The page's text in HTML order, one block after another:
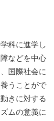
科に進学し
などを中心
国際社会に
うことがで
きに対する
ムの意義に